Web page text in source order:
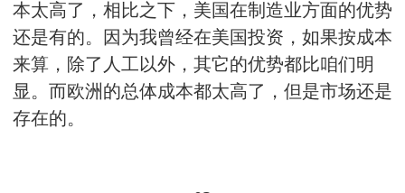
本太高了，相比之下，美国在制造业方面的优势
还是有的。因为我曾经在美国投资，如果按成本
来算，除了人工以外，其它的优势都比咱们明
显。而欧洲的总体成本都太高了，但是市场还是
存在的。